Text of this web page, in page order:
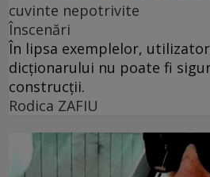
cuvinte nepotrivite
Înscenări
În lipsa exemplelor,
dicționarului nu poate fi
construcții.
Rodica ZAFIU